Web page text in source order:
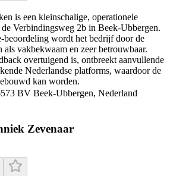
is een kleinschalige, operationele
Verbindingsweg 2b in Beek‑Ubbergen.
wordt het bedrijf door de
als vakbekwaam en zeer betrouwbaar.
overtuigend is, ontbreekt aanvullende
Nederlandse platforms, waardoor de
kan worden.
BV Beek-Ubbergen, Nederland
Zevenaar